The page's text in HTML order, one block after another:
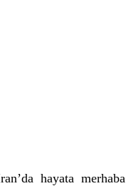
hayata merhaba